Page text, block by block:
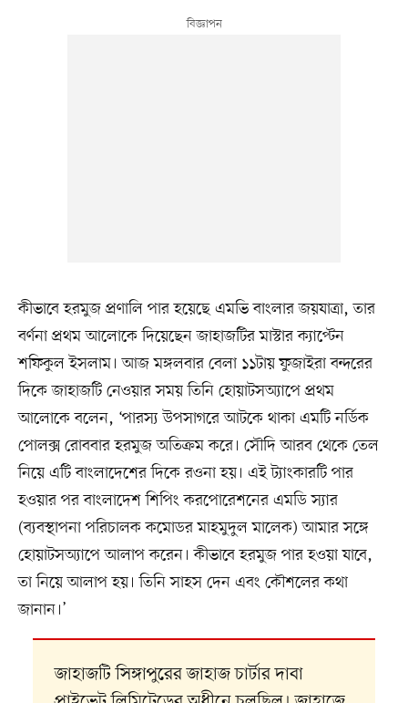
কীভাবে হরমুজ প্রণালি পার হয়েছে এমভি বাংলার জয়যাত্রা, তার
বর্ণনা প্রথম আলোকে দিয়েছেন জাহাজটির মাস্টার ক্যাপ্টেন
শফিকুল ইসলাম। আজ মঙ্গলবার বেলা ১১টায় ফুজাইরা বন্দরের
দিকে জাহাজটি নেওয়ার সময় তিনি হোয়াটসঅ্যাপে প্রথম
আলোকে বলেন, ‘পারস্য উপসাগরে আটকে থাকা এমটি নর্ডিক
পোলক্স রোববার হরমুজ অতিক্রম করে। সৌদি আরব থেকে তেল
নিয়ে এটি বাংলাদেশের দিকে রওনা হয়। এই ট্যাংকারটি পার
হওয়ার পর বাংলাদেশ শিপিং করপোরেশনের এমডি স্যার
(ব্যবস্থাপনা পরিচালক কমোডর মাহমুদুল মালেক) আমার সঙ্গে
হোয়াটসঅ্যাপে আলাপ করেন। কীভাবে হরমুজ পার হওয়া যাবে,
তা নিয়ে আলাপ হয়। তিনি সাহস দেন এবং কৌশলের কথা
জানান।’
জাহাজটি সিঙ্গাপুরের জাহাজ চার্টার দাবা